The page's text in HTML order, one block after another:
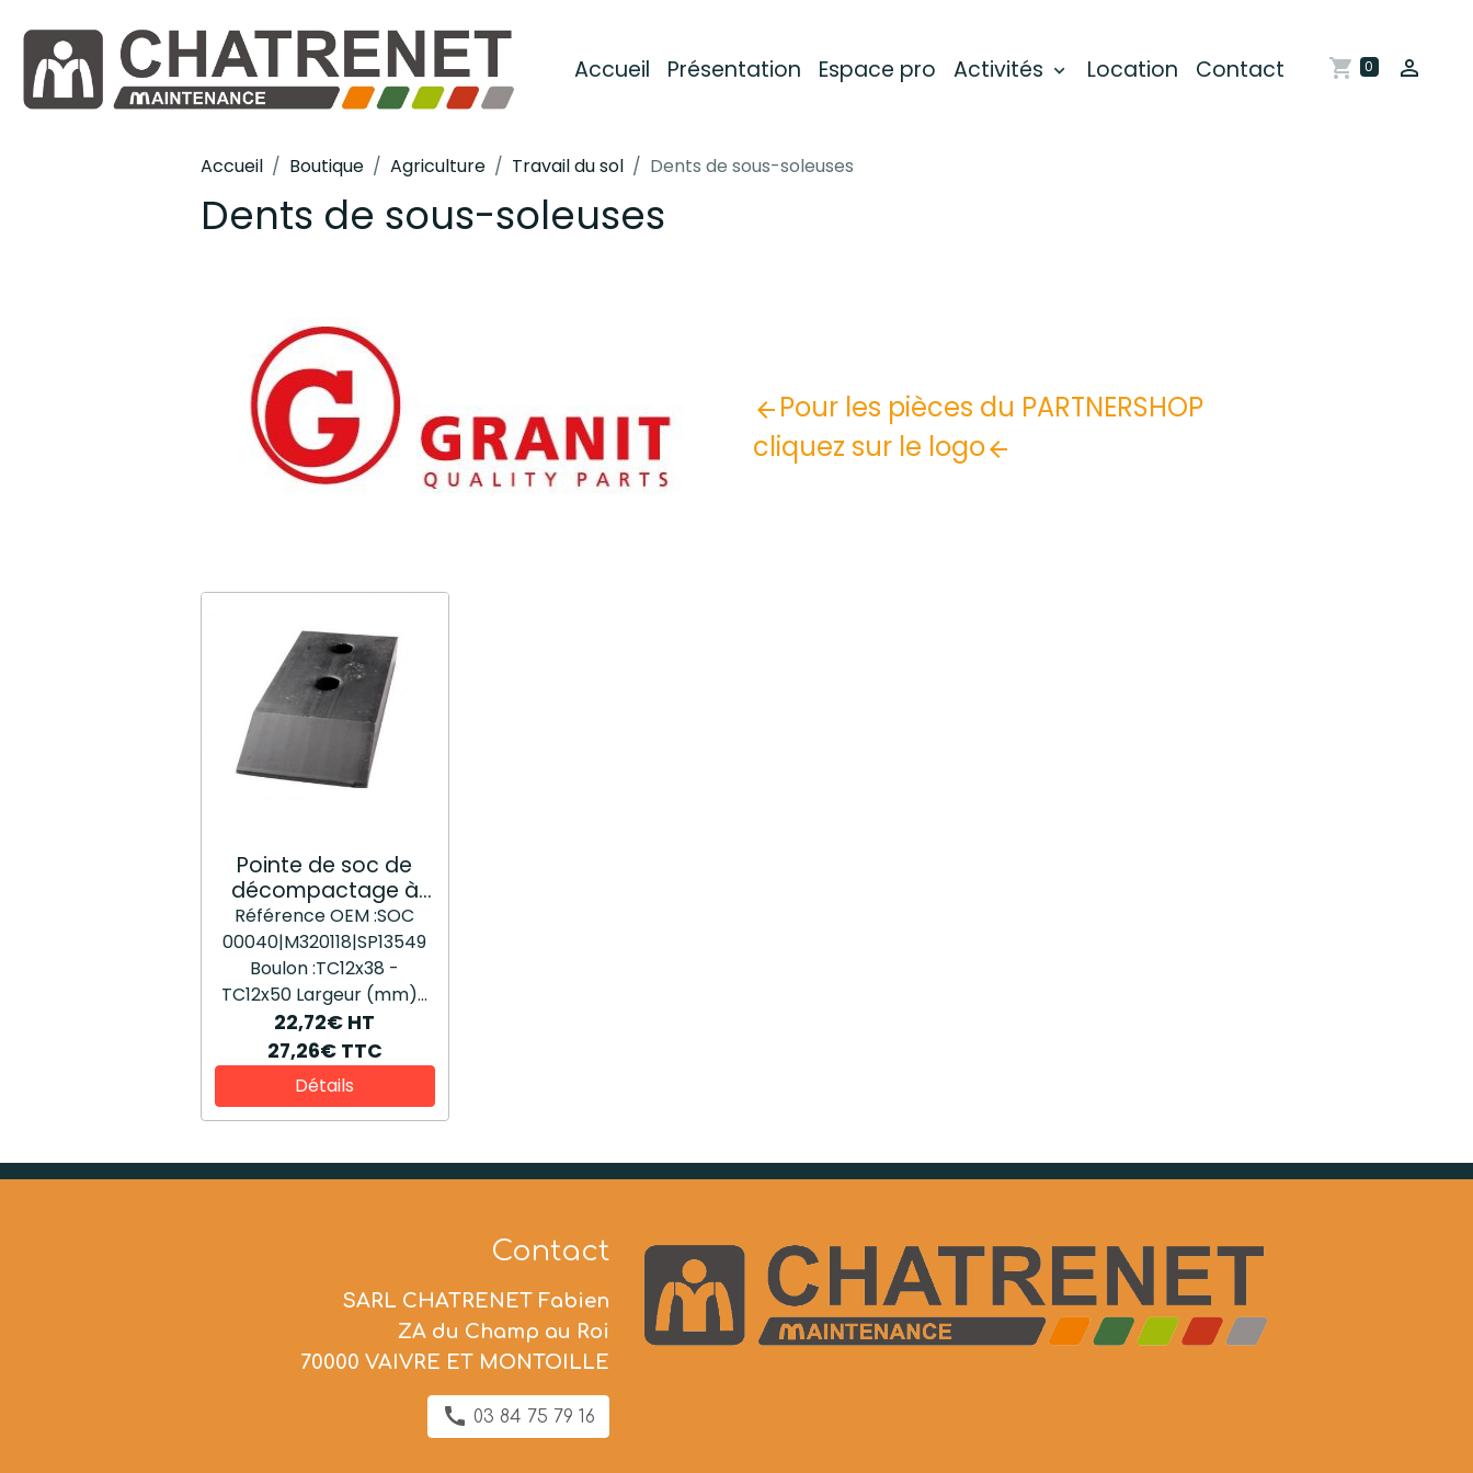
Accueil Présentation Espace pro Activités Location Contact 0
Accueil Boutique Agriculture Travail du sol Dents de sous-soleuses
Dents de sous-soleuses
Pour les pièces du PARTNERSHOP
cliquez sur le logo
Pointe de soc de
décompactage à
boulonner soc00040
Référence OEM :SOC
00040|M320118|SP13549
Boulon :TC12x38 -
TC12x50 Largeur (mm)...
22,72€ HT
27,26€ TTC
Détails
Contact
SARL CHATRENET Fabien
ZA du Champ au Roi
70000 VAIVRE ET MONTOILLE
03 84 75 79 16